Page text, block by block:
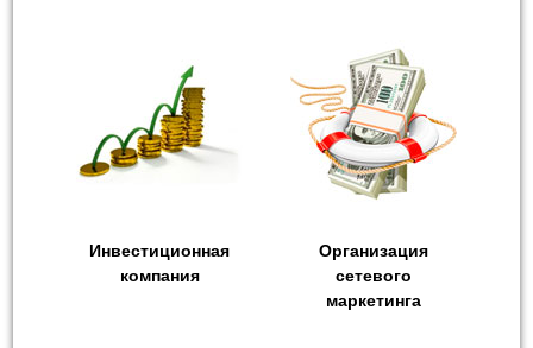
Инвестиционная
компания
Организация
сетевого
маркетинга